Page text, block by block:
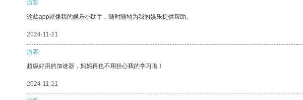
游客
这款app就像我的娱乐小助手，随时随地为我的娱乐提供帮助。
2024-11-21
游客
超级好用的加速器，妈妈再也不用担心我的学习啦！
2024-11-21